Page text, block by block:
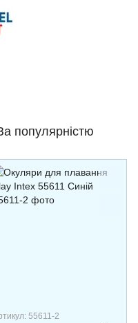
популярністю
55611-2